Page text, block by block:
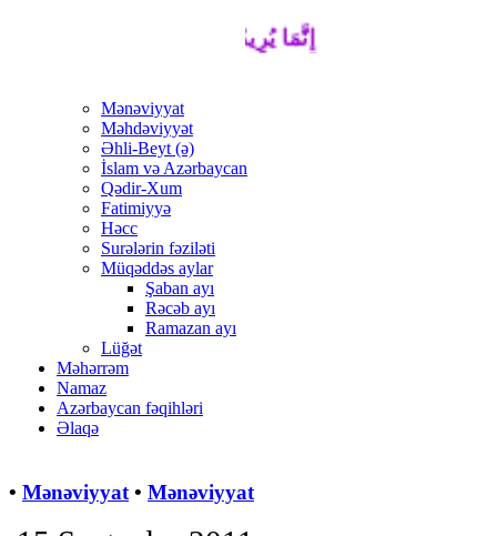
إِنَّمَا يُرِيدُ اللَّهُ لِيُذْهِبَ عَنْكُمُ
Mənəviyyat
Məhdəviyyət
Əhli-Beyt (ə)
İslam və Azərbaycan
Qədir-Xum
Fatimiyyə
Həcc
Surələrin fəziləti
Müqəddəs aylar
Şaban ayı
Rəcəb ayı
Ramazan ayı
Lüğət
Məhərrəm
Namaz
Azərbaycan fəqihləri
Əlaqə
• Mənəviyyat • Mənəviyyat